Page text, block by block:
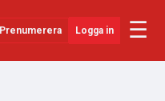
Prenumerera Logga in ☰